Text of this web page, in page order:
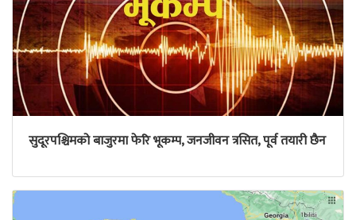
सुदूरपश्चिमको बाजुरमा फेरि भूकम्प, जनजीवन त्रसित, पूर्व तयारी छैन